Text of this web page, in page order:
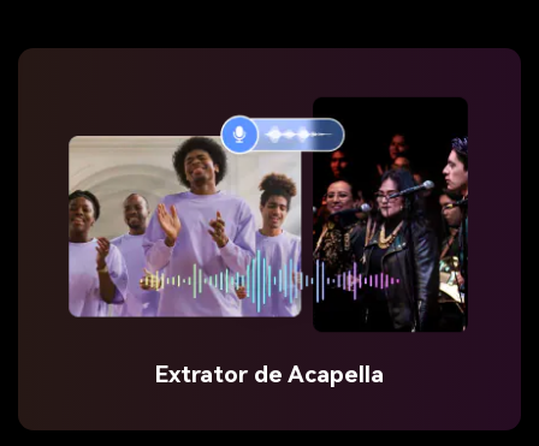
Extrator de Acapella